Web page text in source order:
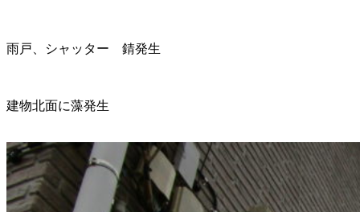
雨戸、シャッター 錆発生
建物北面に藻発生